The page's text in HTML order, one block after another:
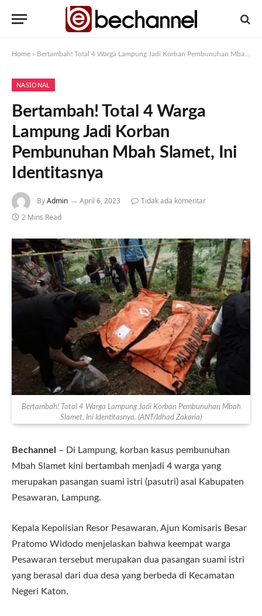
Home » Bertambah! Total 4 Warga Lampung Jadi Korban Pembunuhan Mbah Slamet, Ini Identitasnya
NASIONAL
Bertambah! Total 4 Warga
Lampung Jadi Korban
Pembunuhan Mbah Slamet, Ini
Identitasnya
ByAdmin April 6, 2023
Tidak ada komentar
2 Mins Read
Bertambah! Total 4 Warga Lampung Jadi Korban Pembunuhan Mbah
Slamet, Ini Identitasnya. (ANT/Idhad Zakaria)
Bechannel
– Di Lampung, korban kasus pembunuhan
Mbah Slamet kini bertambah menjadi 4 warga yang
merupakan pasangan suami istri (pasutri) asal Kabupaten
Pesawaran, Lampung.
Kepala Kepolisian Resor Pesawaran, Ajun Komisaris Besar
Pratomo Widodo menjelaskan bahwa keempat warga
Pesawaran tersebut merupakan dua pasangan suami istri
yang berasal dari dua desa yang berbeda di Kecamatan
Negeri Katon.